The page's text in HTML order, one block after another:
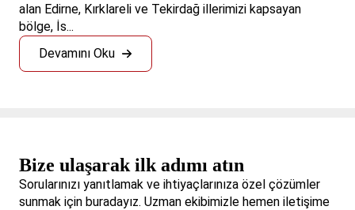
alan Edirne, Kırklareli ve Tekirdağ illerimizi kapsayan
bölge, İs...
Devamını Oku
Bize ulaşarak ilk adımı atın
Sorularınızı yanıtlamak ve ihtiyaçlarınıza özel çözümler
sunmak için buradayız. Uzman ekibimizle hemen iletişime